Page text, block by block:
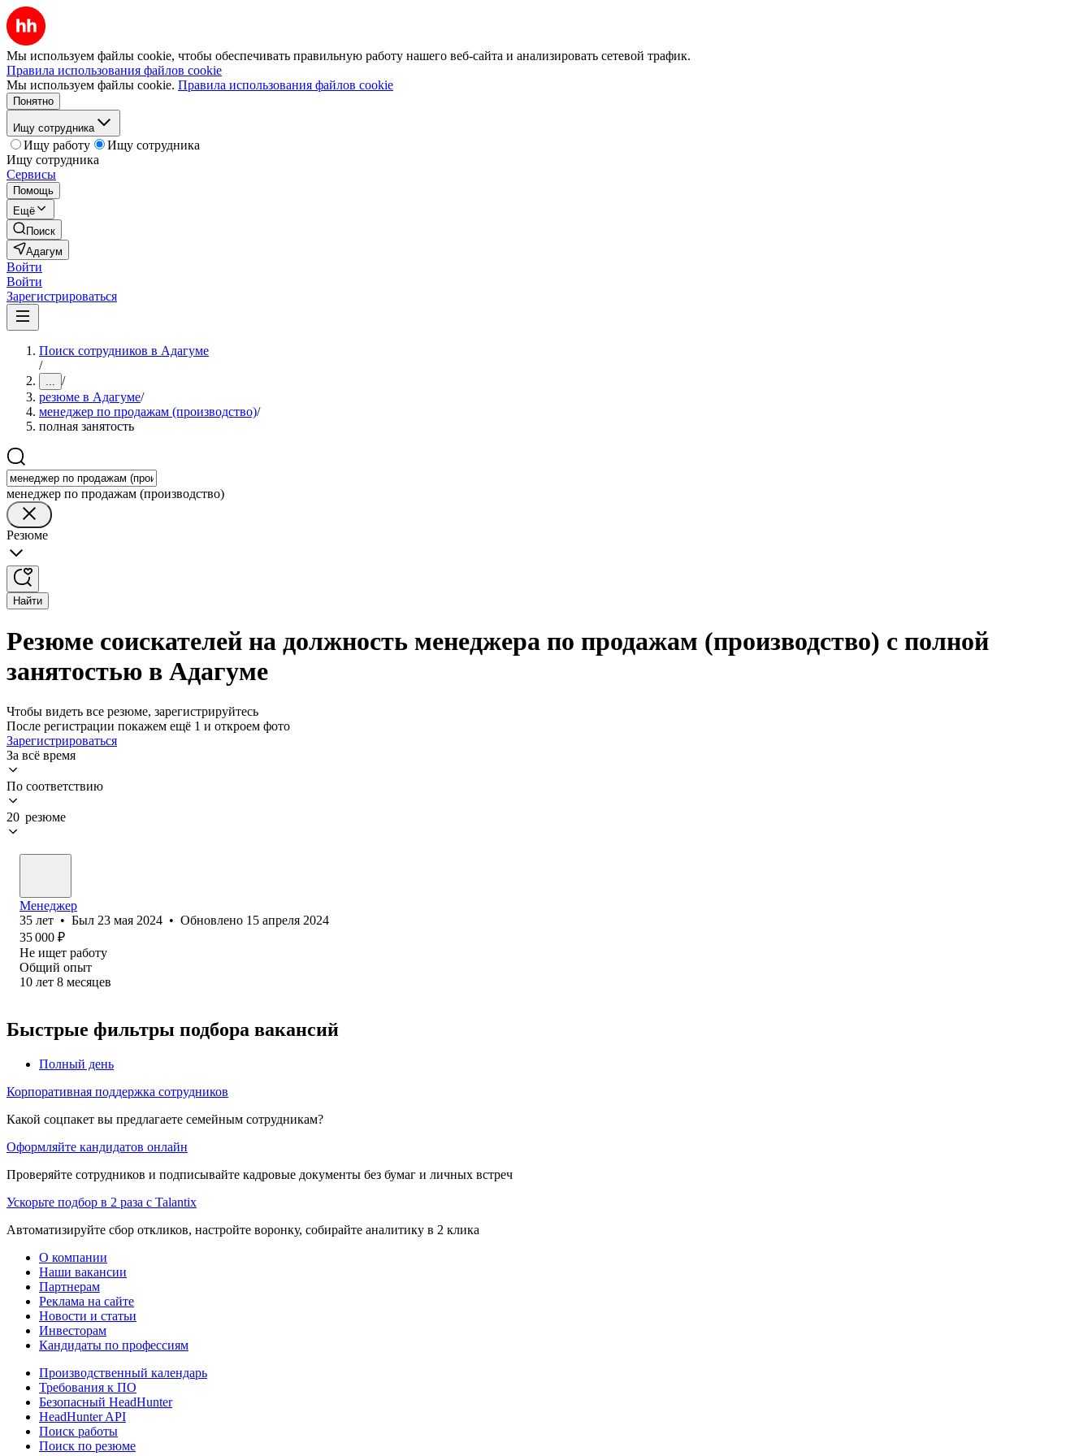
Мы используем файлы cookie, чтобы обеспечивать правильную работу нашего веб-сайта и анализировать сетевой трафик.
Правила использования файлов cookie
Мы используем файлы cookie. Правила использования файлов cookie
Понятно
Ищу сотрудника
Ищу работу
Ищу сотрудника
Ищу сотрудника
Сервисы
Помощь
Ещё
Поиск
Адагум
Войти
Войти
Зарегистрироваться
Поиск сотрудников в Адагуме
/
... /
резюме в Адагуме/
менеджер по продажам (производство)/
полная занятость
менеджер по продажам (производство)
Резюме
Найти
Резюме соискателей на должность менеджера по продажам (производство) с полной
занятостью в Адагуме
Чтобы видеть все резюме, зарегистрируйтесь
После регистрации покажем ещё 1 и откроем фото
Зарегистрироваться
За всё время
По соответствию
20 резюме
Менеджер
35 лет • Был 23 мая 2024 • Обновлено 15 апреля 2024
35 000 ₽
Не ищет работу
Общий опыт
10 лет 8 месяцев
Быстрые фильтры подбора вакансий
Полный день
Корпоративная поддержка сотрудников
Какой соцпакет вы предлагаете семейным сотрудникам?
Оформляйте кандидатов онлайн
Проверяйте сотрудников и подписывайте кадровые документы без бумаг и личных встреч
Ускорьте подбор в 2 раза с Talantix
Автоматизируйте сбор откликов, настройте воронку, собирайте аналитику в 2 клика
О компании
Наши вакансии
Партнерам
Реклама на сайте
Новости и статьи
Инвесторам
Кандидаты по профессиям
Производственный календарь
Требования к ПО
Безопасный HeadHunter
HeadHunter API
Поиск работы
Поиск по резюме